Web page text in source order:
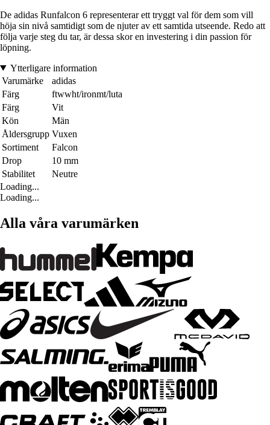
De adidas Runfalcon 6 representerar ett tryggt val för dem som vill
höja sin nivå samtidigt som de njuter av ett samtida utseende. Redo att
följa varje steg du tar, är dessa skor en investering i din passion för
löpning.
Ytterligare information
Varumärke
adidas
Färg
ftwwht/ironmt/luta
Färg
Vit
Kön
Män
Åldersgrupp Vuxen
Sortiment
Falcon
Drop
10 mm
Stabilitet
Neutre
Loading...
Loading...
Alla våra varumärken